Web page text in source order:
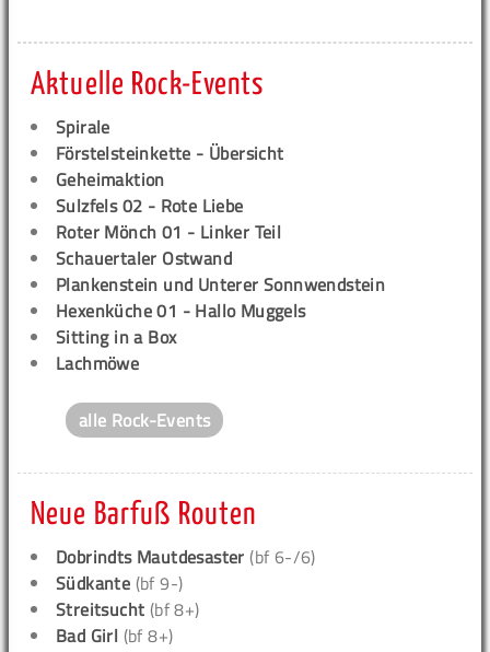
Aktuelle Rock-Events
Spirale
Förstelsteinkette - Übersicht
Geheimaktion
Sulzfels 02 - Rote Liebe
Roter Mönch 01 - Linker Teil
Schauertaler Ostwand
Plankenstein und Unterer Sonnwendstein
Hexenküche 01 - Hallo Muggels
Sitting in a Box
Lachmöwe
alle Rock-Events
Neue Barfuß Routen
Dobrindts Mautdesaster (bf 6-/6)
Südkante (bf 9-)
Streitsucht (bf 8+)
Bad Girl (bf 8+)